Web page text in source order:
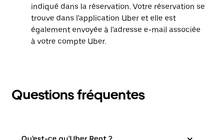
indiqué dans la réservation. Votre réservation se
trouve dans l'application Uber et elle est
également envoyée à l'adresse e-mail associée
à votre compte Uber.
Questions fréquentes